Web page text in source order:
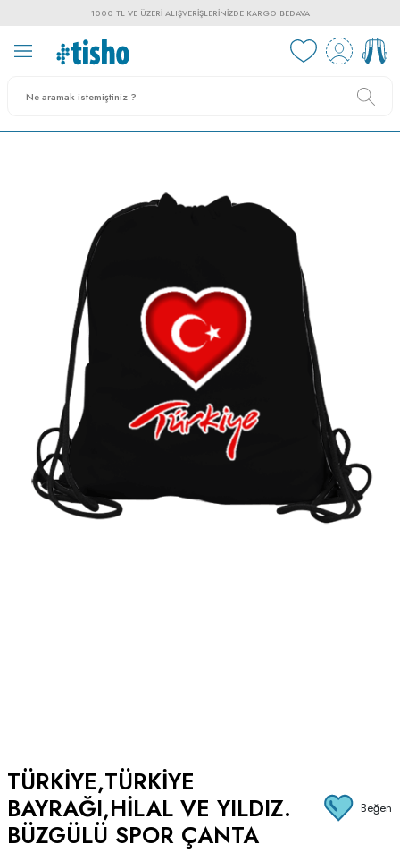
1000 TL VE ÜZERI ALIŞVERIŞLERINIZDE KARGO BEDAVA
TÜRKIYE,TÜRKIYE
BAYRAĞI,HILAL VE YILDIZ.
BÜZGÜLÜ SPOR ÇANTA
Beğen